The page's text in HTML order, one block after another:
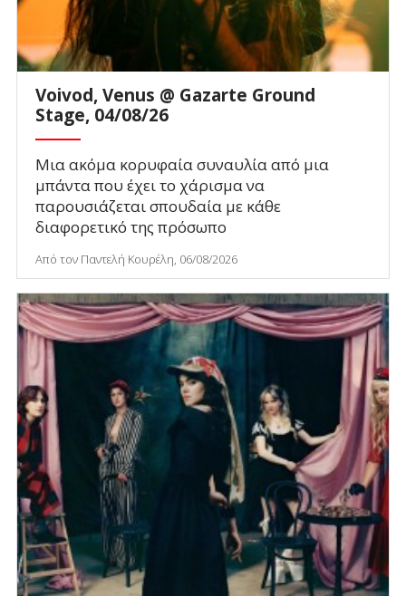
Voivod, Venus @ Gazarte Ground
Stage, 04/08/26
Μια ακόμα κορυφαία συναυλία από μια
μπάντα που έχει το χάρισμα να
παρουσιάζεται σπουδαία με κάθε
διαφορετικό της πρόσωπο
Από τον Παντελή Κουρέλη, 06/08/2026